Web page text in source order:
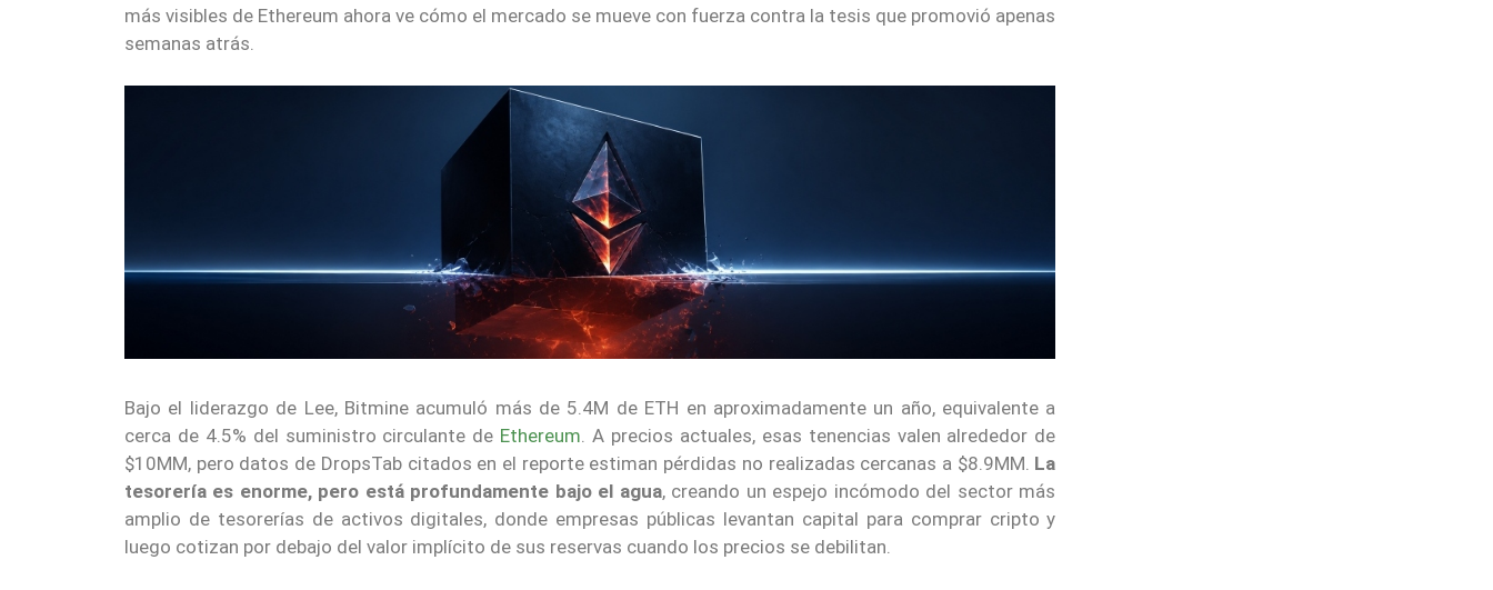
más visibles de Ethereum ahora ve cómo el mercado se mueve con fuerza contra la tesis que promovió apenas
semanas atrás.
Bajo el liderazgo de Lee, Bitmine acumuló más de 5.4M de ETH en aproximadamente un año, equivalente a
cerca de 4.5% del suministro circulante de Ethereum. A precios actuales, esas tenencias valen alrededor de
$10MM, pero datos de DropsTab citados en el reporte estiman pérdidas no realizadas cercanas a $8.9MM. La
tesorería es enorme, pero está profundamente bajo el agua, creando un espejo incómodo del sector más
amplio de tesorerías de activos digitales, donde empresas públicas levantan capital para comprar cripto y
luego cotizan por debajo del valor implícito de sus reservas cuando los precios se debilitan.